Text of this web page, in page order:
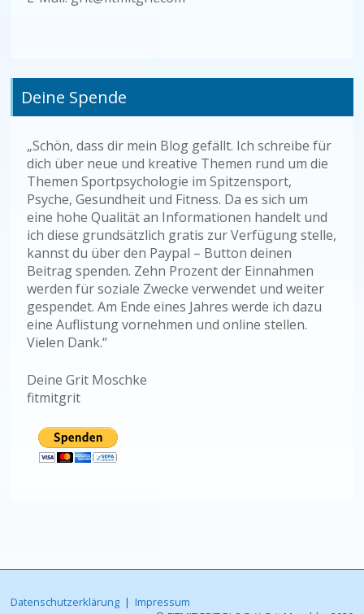
Deine Spende
„Schön, dass dir mein Blog gefällt. Ich schreibe für
dich über neue und kreative Themen rund um die
Themen Sportpsychologie im Spitzensport,
Psyche, Gesundheit und Fitness. Da es sich um
eine hohe Qualität an Informationen handelt und
ich diese grundsätzlich gratis zur Verfügung stelle,
kannst du über den Paypal – Button deinen
Beitrag spenden. Zehn Prozent der Einnahmen
werden für soziale Zwecke verwendet und weiter
gespendet. Am Ende eines Jahres werde ich dazu
eine Auflistung vornehmen und online stellen.
Vielen Dank.“
Deine Grit Moschke
fitmitgrit
Datenschutzerklärung | Impressum